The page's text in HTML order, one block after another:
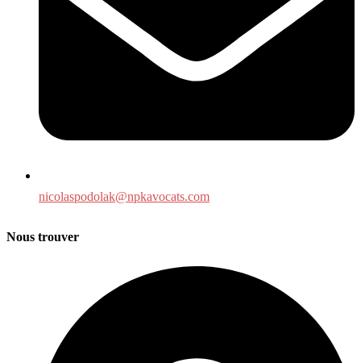
nicolaspodolak@npkavocats.com
Nous trouver